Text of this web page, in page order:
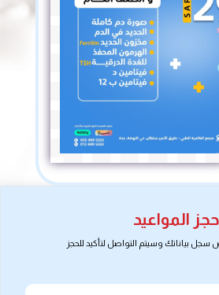
حجز المواعيد
سجل بياناتك وسيتم التواصل لتأكيد للحجز